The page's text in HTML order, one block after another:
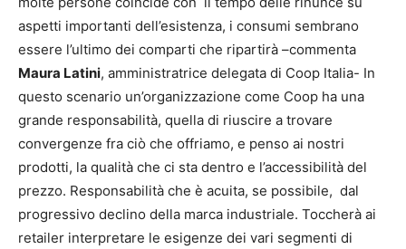
aspetti importanti dell’esistenza, i consumi sembrano
essere l’ultimo dei comparti che ripartirà –commenta
Maura Latini, amministratrice delegata di Coop Italia- In
questo scenario un’organizzazione come Coop ha una
grande responsabilità, quella di riuscire a trovare
convergenze fra ciò che offriamo, e penso ai nostri
prodotti, la qualità che ci sta dentro e l’accessibilità del
prezzo. Responsabilità che è acuita, se possibile, dal
progressivo declino della marca industriale. Toccherà ai
retailer interpretare le esigenze dei vari segmenti di